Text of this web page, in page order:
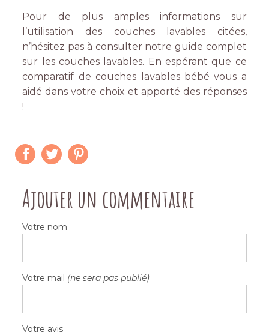
Pour de plus amples informations sur
l’utilisation des couches lavables citées,
n’hésitez pas à consulter notre guide complet
sur les couches lavables. En espérant que ce
comparatif de couches lavables bébé vous a
aidé dans votre choix et apporté des réponses
!
Ajouter un commentaire
Votre nom
Votre mail (ne sera pas publié)
Votre avis